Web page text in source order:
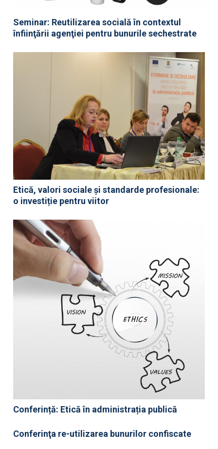
Seminar: Reutilizarea socială în contextul
înfiinţării agenţiei pentru bunurile sechestrate
Etică, valori sociale și standarde profesionale:
o investiție pentru viitor
Conferință: Etică în administrația publică
Conferinţa re-utilizarea bunurilor confiscate